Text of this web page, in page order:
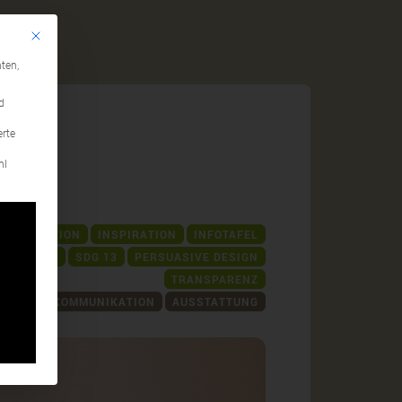
INFOTAFEL
INSPIRATION
PERSUASIVE DESIGN
SDG 13
TRANSPARENZ
AUSSTATTUNG
KOMMUNIKATION
Mit diesem Button wird der Dialog geschlossen. Seine Funktionalität ist